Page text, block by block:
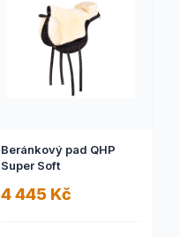
Beránkový pad QHP
Super Soft
4 445 Kč